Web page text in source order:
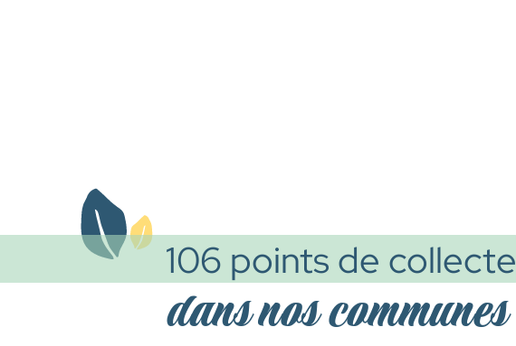
106 points de collecte
dans nos communes